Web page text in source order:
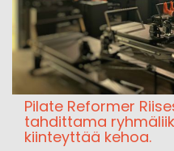
Pilate Reformer
tahdittama
kiinteyttää kehoa.